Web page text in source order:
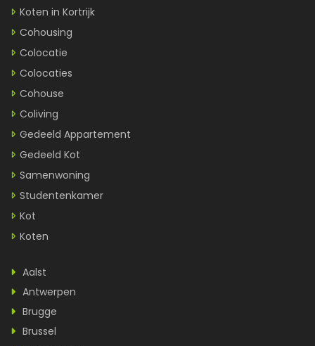
Koten in Kortrijk
Cohousing
Colocatie
Colocaties
Cohouse
Coliving
Gedeeld Appartement
Gedeeld Kot
Samenwoning
Studentenkamer
Kot
Koten
Aalst
Antwerpen
Brugge
Brussel